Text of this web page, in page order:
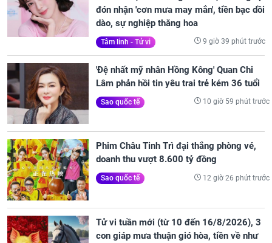
đón nhận 'cơn mưa may mắn', tiền bạc dồi
dào, sự nghiệp thăng hoa
Tâm linh - Tử vi 9 giờ 39 phút trước
'Đệ nhất mỹ nhân Hồng Kông' Quan Chi
Lâm phản hồi tin yêu trai trẻ kém 36 tuổi
Sao quốc tế 10 giờ 59 phút trước
Phim Châu Tinh Trì đại thắng phòng vé,
doanh thu vượt 8.600 tỷ đồng
Sao quốc tế 12 giờ 26 phút trước
Tử vi tuần mới (từ 10 đến 16/8/2026), 3
con giáp mưa thuận gió hòa, tiền về như